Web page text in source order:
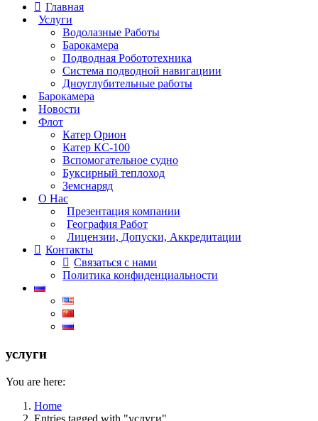
Главная
Услуги
Водолазные Работы
Барокамера
Подводная Робототехника
Система подводной навигациии
Дноуглубительные работы
Барокамера
Новости
Флот
Катер Орион
Катер КС-100
Вспомогательное судно
Буксирный теплоход
Земснаряд
О Нас
Презентация компании
География Работ
Лицензии, Допуски, Аккредитации
Контакты
Связаться с нами
Политика конфиденциальности
услуги
You are here:
Home
Entries tagged with "услуги"